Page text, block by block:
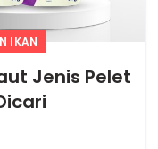
IKAN
Jenis Pelet